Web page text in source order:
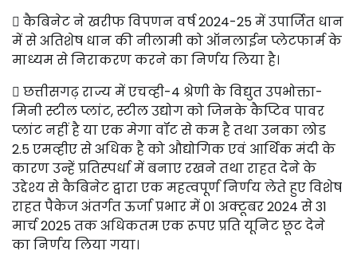
 कैबिनेट ने खरीफ विपणन वर्ष 2024-25 में उपार्जित धान
में से अतिशेष धान की नीलामी को ऑनलाईन प्लेटफार्म के
माध्यम से निराकरण करने का निर्णय लिया है।
 छत्तीसगढ़ राज्य में एचव्ही-4 श्रेणी के विद्युत उपभोक्ता-
मिनी स्टील प्लांट, स्टील उद्योग को जिनके कैप्टिव पावर
प्लांट नहीं है या एक मेगा वॉट से कम है तथा उनका लोड
2.5 एमव्हीए से अधिक है को औद्योगिक एवं आर्थिक मंदी के
कारण उन्हें प्रतिस्पर्धा में बनाए रखने तथा राहत देने के
उद्देश्य से कैबिनेट द्वारा एक महत्वपूर्ण निर्णय लेते हुए विशेष
राहत पैकेज अंतर्गत ऊर्जा प्रभार में 01 अक्टूबर 2024 से 31
मार्च 2025 तक अधिकतम एक रूपए प्रति यूनिट छूट देने
का निर्णय लिया गया।